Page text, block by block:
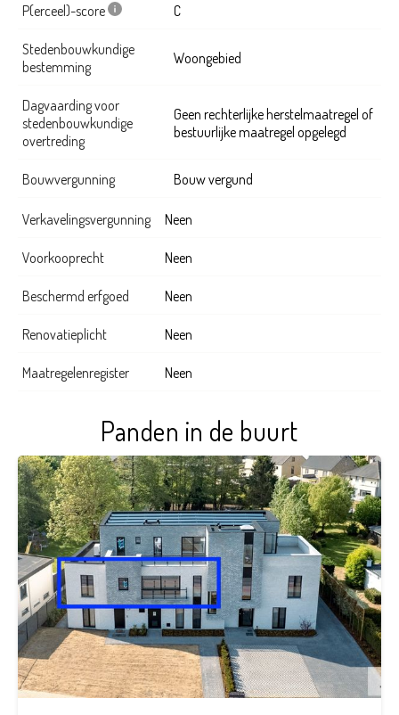
P(erceel)-score C
Stedenbouwkundige
bestemming
Woongebied
Dagvaarding voor
stedenbouwkundige
overtreding
Geen rechterlijke herstelmaatregel of
bestuurlijke maatregel opgelegd
Bouwvergunning Bouw vergund
Verkavelingsvergunning Neen
Voorkooprecht Neen
Beschermd erfgoed Neen
Renovatieplicht Neen
Maatregelenregister Neen
Panden in de buurt
3
1
116 m²